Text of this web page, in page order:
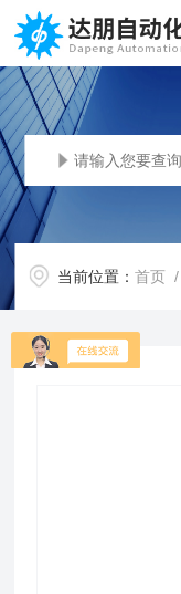
当前位置：首页 /